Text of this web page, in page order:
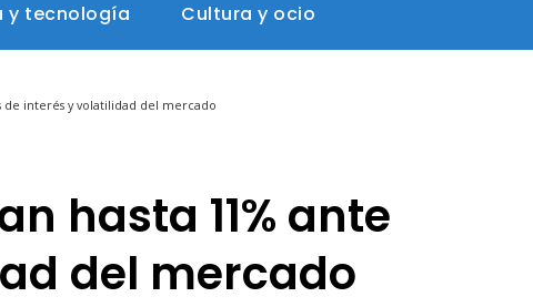
y tecnología Cultura y ocio
de interés y volatilidad del mercado
hasta 11% ante
del mercado